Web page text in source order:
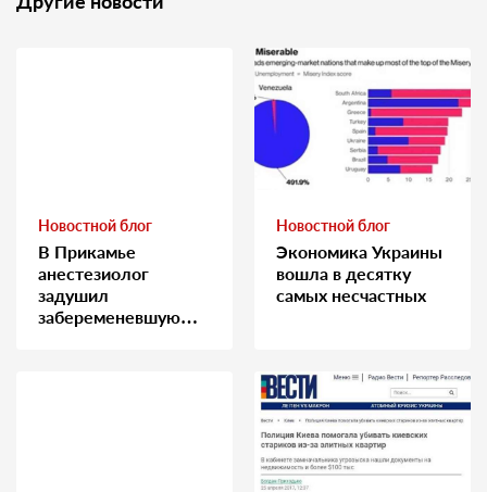
Новостной блог
В Прикамье
анестезиолог
задушил
забеременевшую
Новостной блог
Экономика Украины
вошла в десятку
самых несчастных